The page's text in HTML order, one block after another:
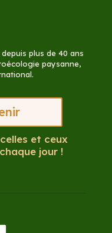
plus de 40 ans
paysanne,
et ceux
jour !